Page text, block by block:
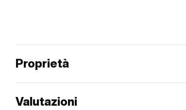
Proprietà
Valutazioni